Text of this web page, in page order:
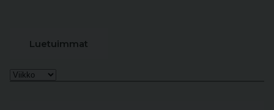
Luetuimmat